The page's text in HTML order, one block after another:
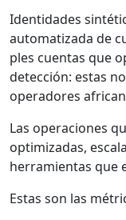
Iden­ti­dades
autom­a­ti­za­da de
ples cuen­tas que
detec­ción: estas
oper­adores
Las opera­ciones
opti­mizadas,
her­ramien­tas que
Estas son las